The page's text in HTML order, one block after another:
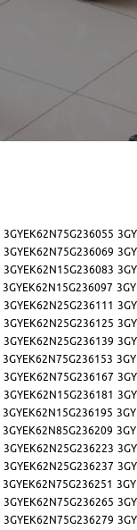
3GYEK62N75G236055
3GYEK62N75G236069
3GYEK62N15G236083
3GYEK62N15G236097
3GYEK62N25G236111
3GYEK62N25G236125
3GYEK62N25G236139
3GYEK62N75G236153
3GYEK62N75G236167
3GYEK62N15G236181
3GYEK62N15G236195
3GYEK62N85G236209
3GYEK62N25G236223
3GYEK62N25G236237
3GYEK62N75G236251
3GYEK62N75G236265
3GYEK62N75G236279